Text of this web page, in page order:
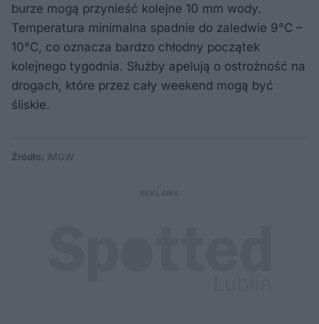
burze mogą przynieść kolejne 10 mm wody.
Temperatura minimalna spadnie do zaledwie 9°C –
10°C, co oznacza bardzo chłodny początek
kolejnego tygodnia. Służby apelują o ostrożność na
drogach, które przez cały weekend mogą być
śliskie.
Źródło: IMGW